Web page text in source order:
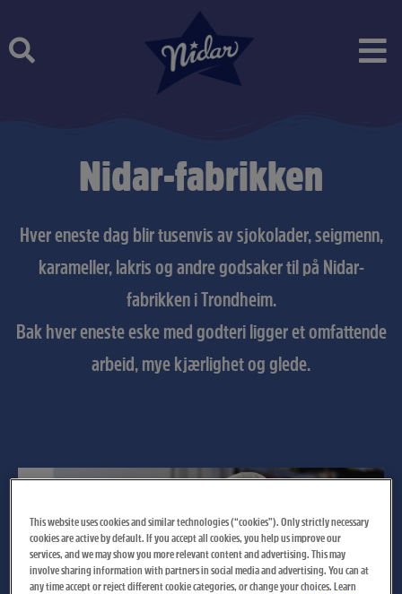
content
Nidar-fabrikken
Hver eneste dag blir tusenvis av sjokolader, seigmenn,
karameller, lakris og andre godsaker til på Nidar-
fabrikken i Trondheim.
Bak hver eneste eske med godteri ligger et omfattende
arbeid, mye kjærlighet og glede.
This website uses cookies and similar technologies (“cookies”). Only strictly necessary
cookies are active by default. If you accept all cookies, you help us improve our
services, and we may show you more relevant content and advertising. This may
involve sharing information with partners in social media and advertising. You can at
any time accept or reject different cookie categories, or change your choices. Learn